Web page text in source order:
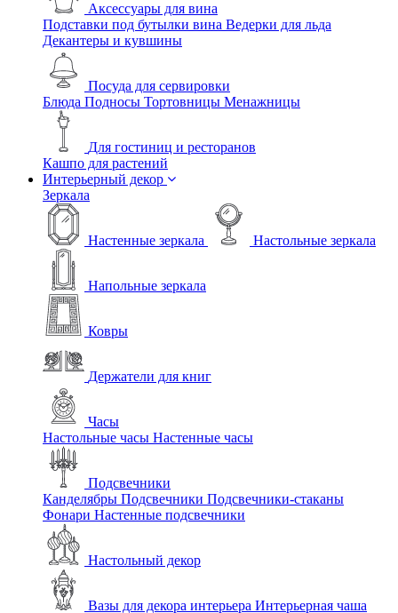
Аксессуары для вина
Подставки под бутылки вина Ведерки для льда
Декантеры и кувшины
Посуда для сервировки
Блюда Подносы Тортовницы Менажницы
Для гостиниц и ресторанов
Кашпо для растений
Интерьерный декор
Зеркала
Настенные зеркала Настольные зеркала
Напольные зеркала
Ковры
Держатели для книг
Часы
Настольные часы Настенные часы
Подсвечники
Канделябры Подсвечники Подсвечники-стаканы
Фонари Настенные подсвечники
Настольный декор
Вазы для декора интерьера Интерьерная чаша